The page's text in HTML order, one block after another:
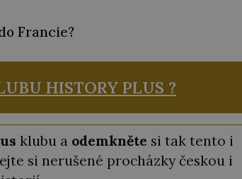
Francie?
HISTORY PLUS ?
klubu a odemkněte si tak tento i
si nerušené procházky českou i